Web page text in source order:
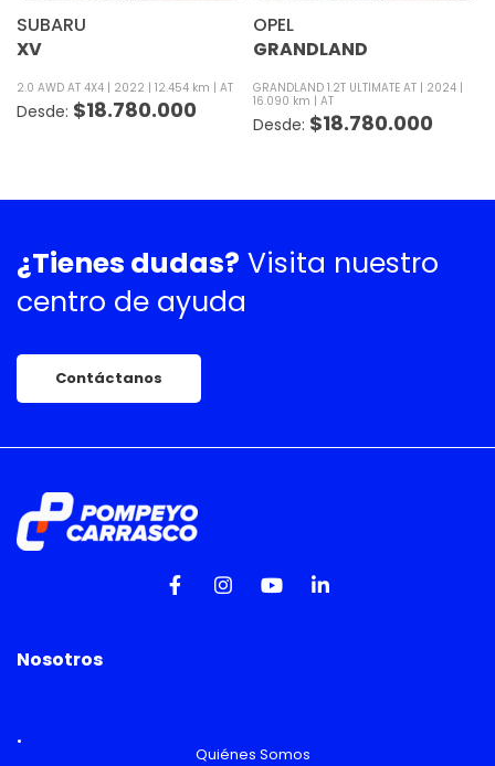
SUBARU
XV
2.0 AWD AT 4X4 2022 12.454 km AT
$18.780.000
OPEL
GRANDLAND
GRANDLAND 1.2T ULTIMATE AT
2024
16.090 km
AT
$18.780.000
¿Tienes dudas? Visita nuestro
centro de ayuda
Contáctanos
Nosotros
Quiénes Somos